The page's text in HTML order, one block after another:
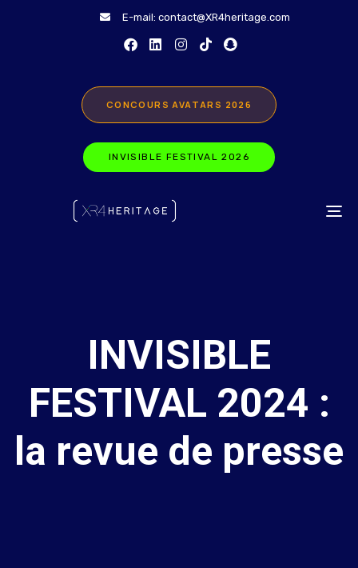
E-mail: contact@XR4heritage.com
CONCOURS AVATARS 2026
INVISIBLE FESTIVAL 2026
INVISIBLE
FESTIVAL 2024 :
la revue de presse